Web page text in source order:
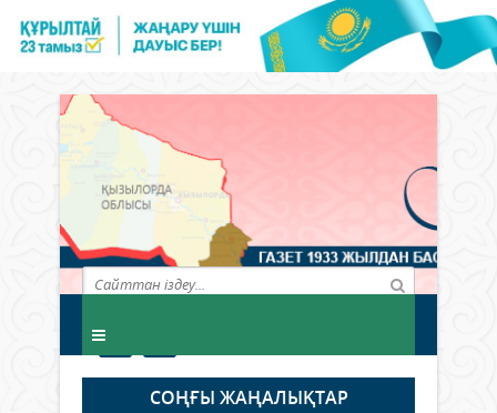
СОҢҒЫ ЖАҢАЛЫҚТАР